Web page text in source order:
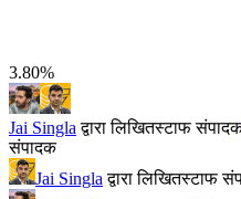
3.80%
Jai Singla द्वारा लिखितस्टाफ
संपादक
Jai Singla द्वारा लिखितस्टाफ